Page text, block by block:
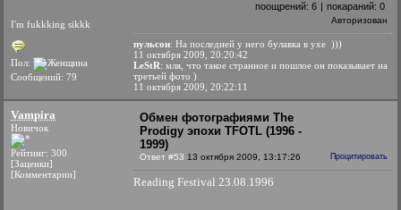
I'm fukkking sikkk
Пол:
Сообщений: 79
поощрений: 6 | покараний: 0
Авторизован
пульсон: На последней у него булавка в ухе )))
11 октября 2009, 20:20:42
LeStR: мля, что такое странное и пошлое он показывает на
третьей фото )
11 октября 2009, 20:22:11
Vampira
Новичок
Рейтинг: 300
[Заценки]
[Комментарии]
Обмен фотографиями The
Prodigy эпохи TFOTL (1996 -
1999)
Ответ #53 13 октября 2009, 13:17:26 Процитировать
Reading Festival 23.08.1996